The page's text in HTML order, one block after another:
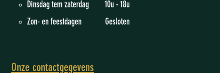
Dinsdag tem zaterdag 10u - 18u
Zon- en feestdagen Gesloten
Onze contactgegevens